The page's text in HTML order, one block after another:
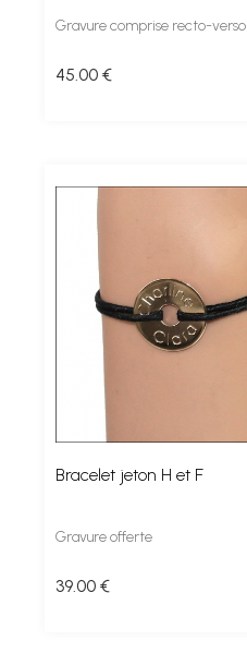
Gravure comprise recto-verso
45.00 €
Bracelet jeton H et F
Gravure offerte
39.00 €